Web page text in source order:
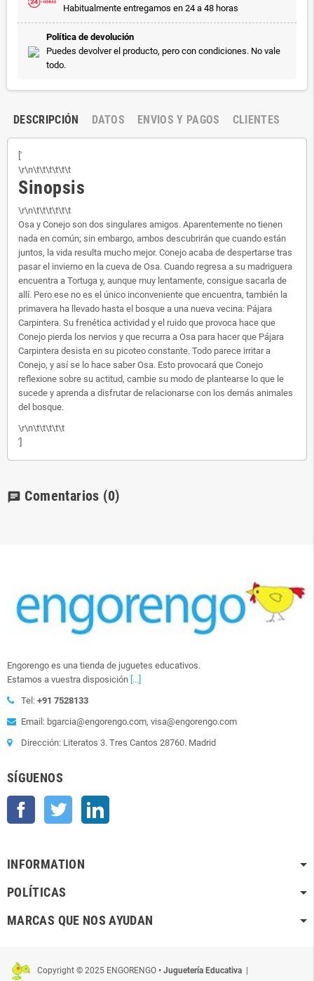
Habitualmente entregamos en 24 a 48 horas
Política de devolución
Puedes devolver el producto, pero con condiciones. No vale
todo.
DESCRIPCIÓN DATOS ENVIOS Y PAGOS CLIENTES
['
\r\n\t\t\t\t\t\t
Sinopsis
\r\n\t\t\t\t\t\t
Osa y Conejo son dos singulares amigos. Aparentemente no tienen
nada en común; sin embargo, ambos descubrirán que cuando están
juntos, la vida resulta mucho mejor. Conejo acaba de despertarse tras
pasar el invierno en la cueva de Osa. Cuando regresa a su madriguera
encuentra a Tortuga y, aunque muy lentamente, consigue sacarla de
allí. Pero ese no es el único inconveniente que encuentra, también la
primavera ha llevado hasta el bosque a una nueva vecina: Pájara
Carpintera. Su frenética actividad y el ruido que provoca hace que
Conejo pierda los nervios y que recurra a Osa para hacer que Pájara
Carpintera desista en su picoteo constante. Todo parece irritar a
Conejo, y así se lo hace saber Osa. Esto provocará que Conejo
reflexione sobre su actitud, cambie su modo de plantearse lo que le
sucede y aprenda a disfrutar de relacionarse con los demás animales
del bosque.
\r\n\t\t\t\t\t
']
chat Comentarios (0)
Engorengo es una tienda de juguetes educativos.
Estamos a vuestra disposición [...]
Tel: +91 7528133
Email: bgarcia@engorengo.com, visa@engorengo.com
Dirección: Literatos 3. Tres Cantos 28760. Madrid
SÍGUENOS
Facebook Twitter
INFORMATION
POLÍTICAS
MARCAS QUE NOS AYUDAN
Copyright © 2025 ENGORENGO • Juguetería Educativa